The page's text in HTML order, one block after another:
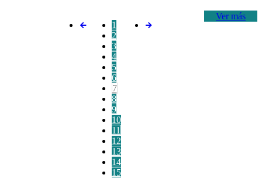
Ver más
1
2
3
4
5
6
7
8
9
10
11
12
13
14
15